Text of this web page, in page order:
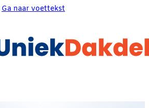
Ga naar voettekst